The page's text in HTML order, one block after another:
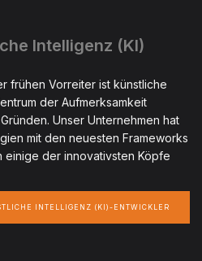
Intelligenz (KI)
frühen Vorreiter ist künstliche
der Aufmerksamkeit
Unser Unternehmen hat
mit den neuesten Frameworks
der innovativsten Köpfe
INTELLIGENZ (KI)-ENTWICKLER